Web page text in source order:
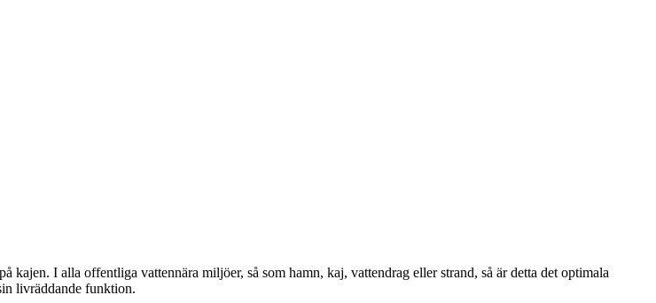
I alla offentliga vattennära miljöer, så som hamn, kaj, vattendrag eller strand, så är detta det optimala
livräddande funktion.